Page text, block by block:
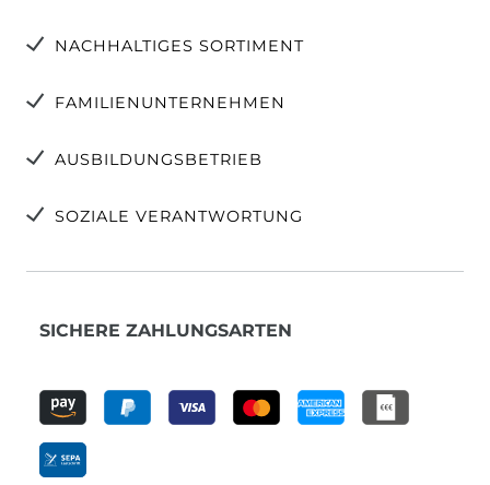
NACHHALTIGES SORTIMENT
FAMILIENUNTERNEHMEN
AUSBILDUNGSBETRIEB
SOZIALE VERANTWORTUNG
SICHERE ZAHLUNGSARTEN